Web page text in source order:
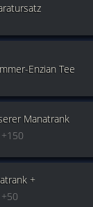
Enzian Tee
Manatrank
+150
+
+50